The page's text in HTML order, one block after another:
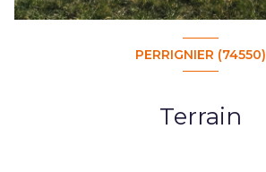
PERRIGNIER (74550)
Terrain